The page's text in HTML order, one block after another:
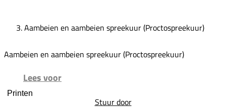
Aambeien en aambeien spreekuur (Proctospreekuur)
Aambeien en aambeien spreekuur (Proctospreekuur)
Lees voor
Printen
Stuur door